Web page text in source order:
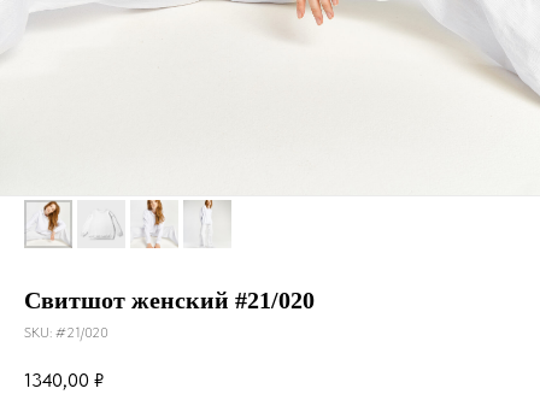
Свитшот женский #21/020
SKU: #21/020
1340,00 ₽